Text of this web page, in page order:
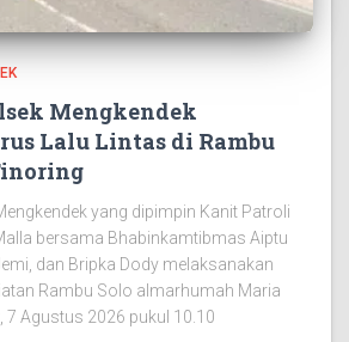
Mengkendek
Lalu Lintas di Rambu
yang dipimpin Kanit Patroli
bersama Bhabinkamtibmas Aiptu
dan Bripka Dody melaksanakan
Rambu Solo almarhumah Maria
7 Agustus 2026 pukul 10.10